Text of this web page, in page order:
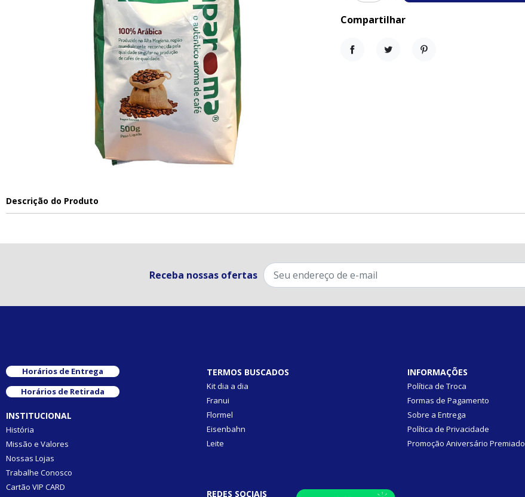
Compartilhar
Descrição do Produto
Receba nossas ofertas
Horários de Entrega
Horários de Retirada
INSTITUCIONAL
História
Missão e Valores
Nossas Lojas
Trabalhe Conosco
Cartão VIP CARD
TERMOS BUSCADOS
Kit dia a dia
Franui
Flormel
Eisenbahn
Leite
REDES SOCIAIS
INFORMAÇÕES
Política de Troca
Formas de Pagamento
Sobre a Entrega
Política de Privacidade
Promoção Aniversário Premiado